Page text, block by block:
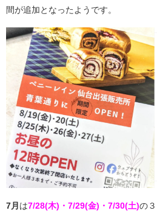
間が追加となったようです。
7月 は7/28(木)・7/29(金)・7/30(土)の３